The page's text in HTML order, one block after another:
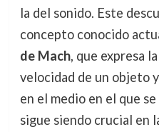
la del sonido. Este
concepto conocido
de Mach, que expresa
velocidad de un objeto
en el medio en el que
sigue siendo crucial en